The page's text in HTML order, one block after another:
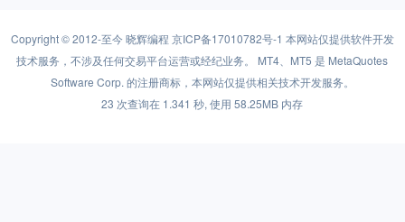
Copyright © 2012-至今晓辉编程 京ICP备17010782号-1 本网站仅提供软件开发
技术服务，不涉及任何交易平台运营或经纪业务。 MT4、MT5 是 MetaQuotes
Software Corp. 的注册商标，本网站仅提供相关技术开发服务。
23 次查询在 1.341 秒, 使用 58.25MB 内存